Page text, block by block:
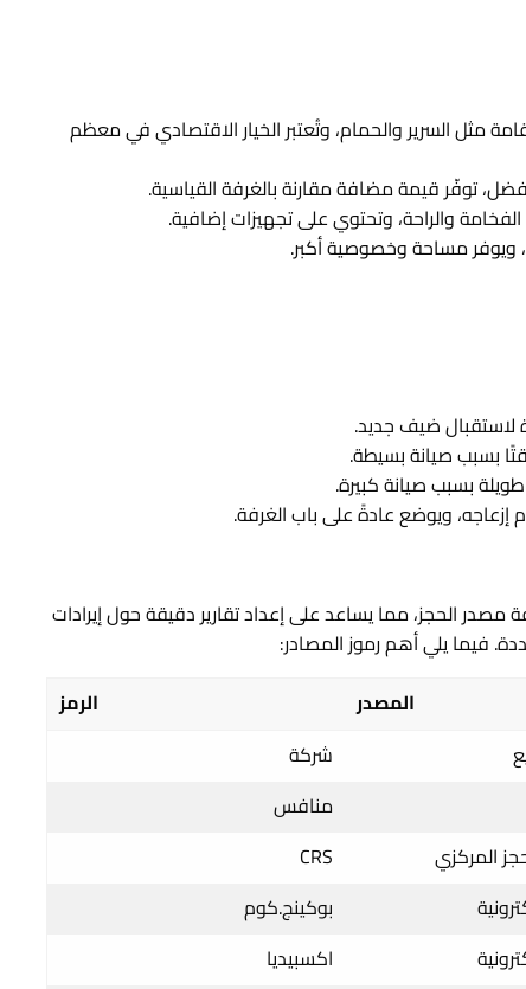
مثل السرير والحمام، وتُعتبر الخيار الاقتصادي في معظم
توفّر قيمة مضافة مقارنة بالغرفة القياسية.
والراحة، وتحتوي على تجهيزات إضافية.
مساحة وخصوصية أكبر.
لاستقبال ضيف جديد.
بسبب صيانة بسيطة.
بسبب صيانة كبيرة.
ويوضع عادةً على باب الغرفة.
الحجز، مما يساعد على إعداد تقارير دقيقة حول إيرادات
فيما يلي أهم رموز المصادر:
المصدر
الرمز
شركة
منافس
المركزي
CRS
بوكينج.كوم
اكسبيديا